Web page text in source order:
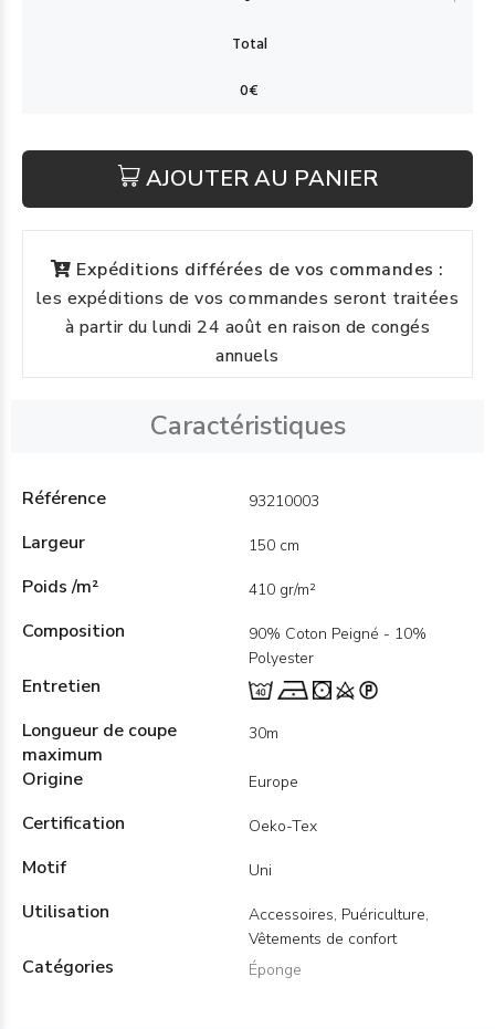
AJOUTER AU PANIER
Expéditions différées de vos commandes :
les expéditions de vos commandes seront traitées
à partir du lundi 24 août en raison de congés
annuels
Caractéristiques
Référence 93210003
Largeur 150 cm
Poids /m² 410 gr/m²
Composition
90% Coton Peigné - 10%
Polyester
Entretien
Longueur de coupe
maximum
30m
Origine Europe
Certification Oeko-Tex
Motif Uni
Utilisation
Accessoires, Puériculture,
Vêtements de confort
Catégories Éponge